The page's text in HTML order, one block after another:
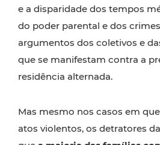
e a disparidade dos tempos
do poder parental e dos
argumentos dos coletivos e
que se manifestam contra a
residência alternada.
Mas mesmo nos casos em
atos violentos, os detratores